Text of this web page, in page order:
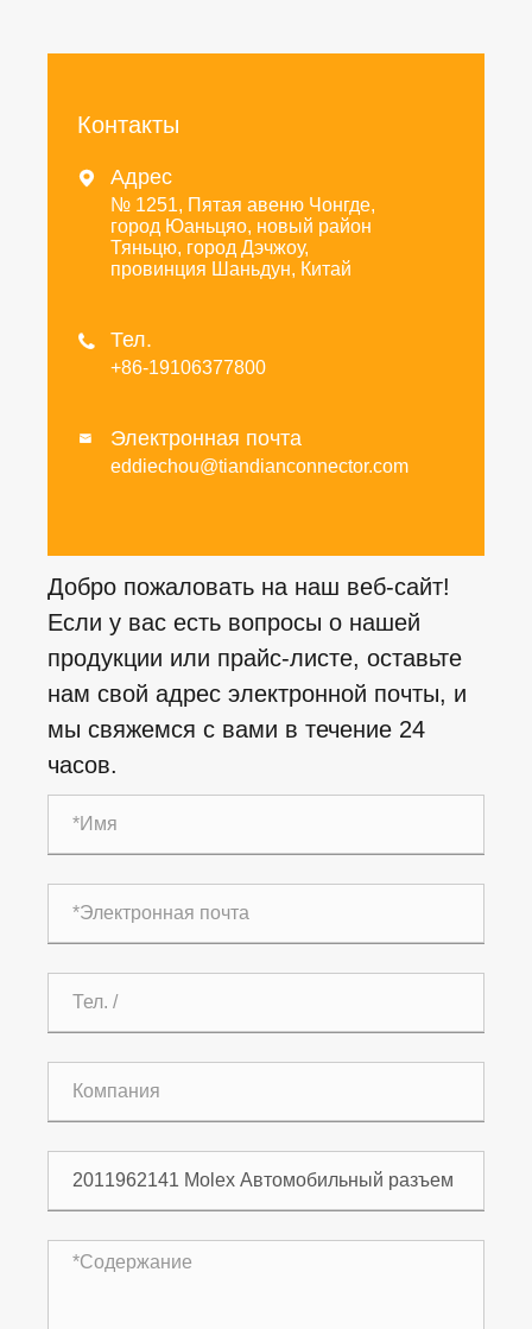
Контакты
 Адрес
№ 1251, Пятая авеню Чонгде,
город Юаньцяо, новый район
Тяньцю, город Дэчжоу,
провинция Шаньдун, Китай
 Тел.
+86-19106377800
 Электронная почта
eddiechou@tiandianconnector.com
Добро пожаловать на наш веб-сайт!
Если у вас есть вопросы о нашей
продукции или прайс-листе, оставьте
нам свой адрес электронной почты, и
мы свяжемся с вами в течение 24
часов.